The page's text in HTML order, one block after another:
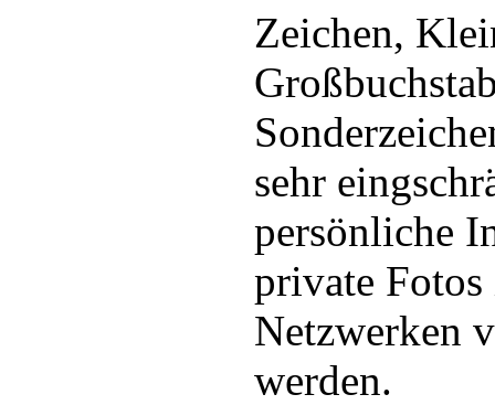
Zeichen,
sehr
persönliche
private
Netzwerken
werden.